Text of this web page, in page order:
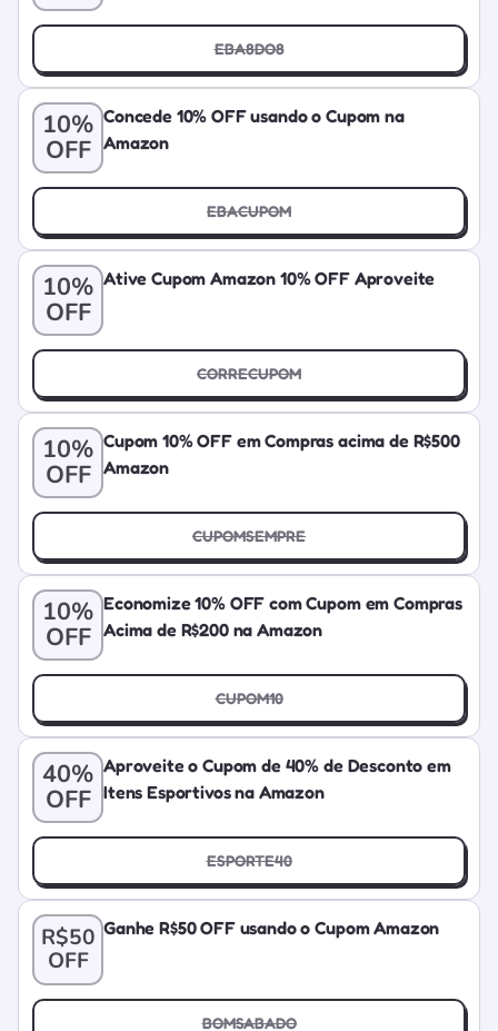
EBA8DO8
10%
OFF
Concede 10% OFF usando o Cupom na
Amazon
EBACUPOM
10%
OFF
Ative Cupom Amazon 10% OFF Aproveite
CORRECUPOM
10%
OFF
Cupom 10% OFF em Compras acima de R$500
Amazon
CUPOMSEMPRE
10%
OFF
Economize 10% OFF com Cupom em Compras
Acima de R$200 na Amazon
CUPOM10
40%
OFF
Aproveite o Cupom de 40% de Desconto em
Itens Esportivos na Amazon
ESPORTE40
R$50
OFF
Ganhe R$50 OFF usando o Cupom Amazon
BOMSABADO